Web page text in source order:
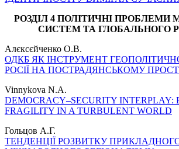
РОЗДІЛ 4 ПОЛІТИЧНІ ПРОБЛЕМИ
СИСТЕМ ТА ГЛОБАЛЬНОГО
Алєксєйченко О.В.
ОДКБ ЯК ІНСТРУМЕНТ
РОСІЇ НА ПОСТРАДЯНСЬКОМУ
Vinnykova N.А.
DEMOCRACY–SECURITY INTERPLAY:
FRAGILITY IN A TURBULENT WORLD
Гольцов А.Г.
ТЕНДЕНЦІЇ РОЗВИТКУ